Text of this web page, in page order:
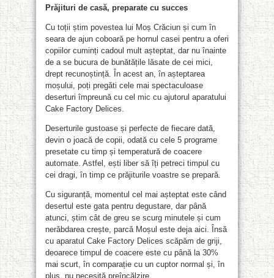
Prăjituri de casă, preparate cu succes
Cu toții știm povestea lui Moș Crăciun și cum în
seara de ajun coboară pe hornul casei pentru a oferi
copiilor cuminți cadoul mult așteptat, dar nu înainte
de a se bucura de bunătățile lăsate de cei mici,
drept recunoștință. În acest an, în așteptarea
moșului, poți pregăti cele mai spectaculoase
deserturi împreună cu cel mic cu ajutorul aparatului
Cake Factory Delices.
Deserturile gustoase și perfecte de fiecare dată,
devin o joacă de copii, odată cu cele 5 programe
presetate cu timp și temperatură de coacere
automate. Astfel, ești liber să îți petreci timpul cu
cei dragi, în timp ce prăjiturile voastre se prepară.
Cu siguranță, momentul cel mai așteptat este când
desertul este gata pentru degustare, dar până
atunci, știm cât de greu se scurg minutele și cum
nerăbdarea crește, parcă Moșul este deja aici. Însă
cu aparatul Cake Factory Delices scăpăm de griji,
deoarece timpul de coacere este cu până la 30%
mai scurt, în comparație cu un cuptor normal și, în
plus, nu necesită preîncălzire.